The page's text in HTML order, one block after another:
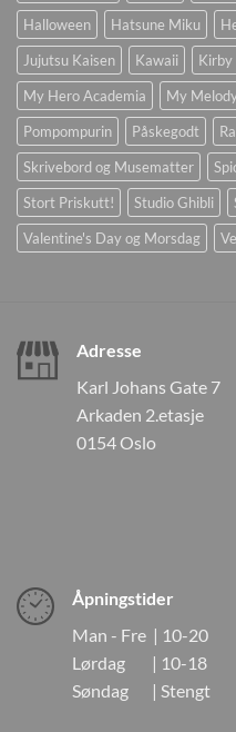
Halloween
Hatsune Miku
Jujutsu Kaisen
Kawaii Kirby
My Hero Academia
My
Pompompurin
Påskegodt
Skrivebord og Musematter
Stort Priskutt!
Studio Ghibli
Valentine's Day og Morsdag
Adresse
Karl Johans Gate 7
Arkaden 2.etasje
0154 Oslo
Åpningstider
Man - Fre | 10-20
Lørdag | 10-18
Søndag | Stengt